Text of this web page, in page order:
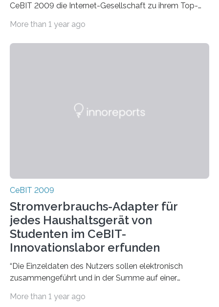
CeBIT 2009 die Internet-Gesellschaft zu ihrem Top-
Mikroblogs oder…
More than 1 year ago
CeBIT 2009
Stromverbrauchs-Adapter für
jedes Haushaltsgerät von
Studenten im CeBIT-
Innovationslabor erfunden
“Die Einzeldaten des Nutzers sollen elektronisch
zusammengeführt und in der Summe auf einer
Gesamtverbrauch des…
More than 1 year ago